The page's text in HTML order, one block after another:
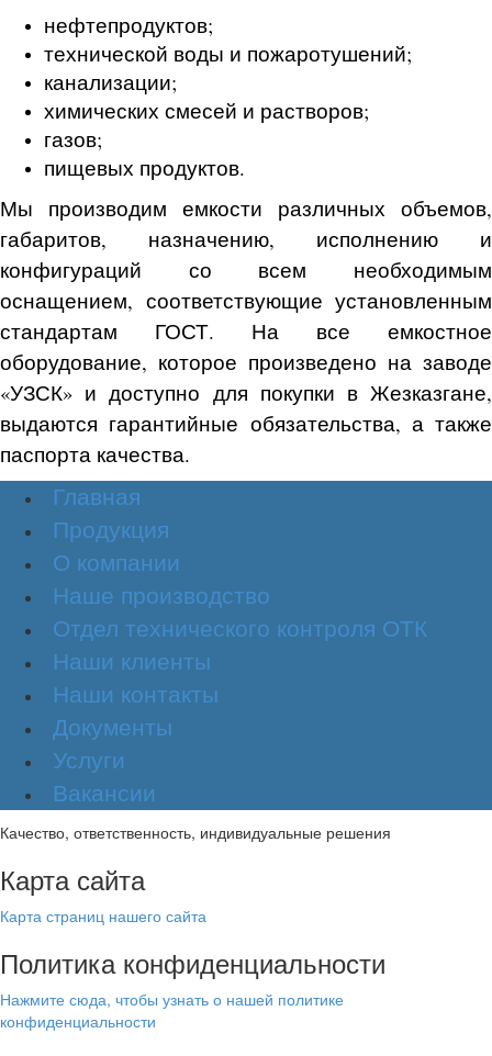
нефтепродуктов;
технической воды и пожаротушений;
канализации;
химических смесей и растворов;
газов;
пищевых продуктов.
Мы производим емкости различных объемов,
габаритов, назначению, исполнению и
конфигураций со всем необходимым
оснащением, соответствующие установленным
стандартам ГОСТ. На все емкостное
оборудование, которое произведено на заводе
«УЗСК» и доступно для покупки в Жезказгане,
выдаются гарантийные обязательства, а также
паспорта качества.
Главная
Продукция
О компании
Наше производство
Отдел технического контроля ОТК
Наши клиенты
Наши контакты
Документы
Услуги
Вакансии
Качество, ответственность, индивидуальные решения
Карта сайта
Карта страниц нашего сайта
Политика конфиденциальности
Нажмите сюда, чтобы узнать о нашей политике
конфиденциальности